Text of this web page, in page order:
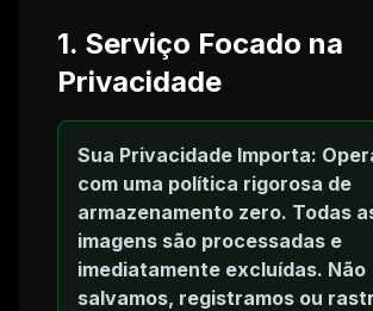
1. Serviço Focado na
Privacidade
Sua Privacidade Importa:
com uma política rigorosa de
armazenamento zero. Todas
imagens são processadas e
imediatamente excluídas. Não
salvamos, registramos ou